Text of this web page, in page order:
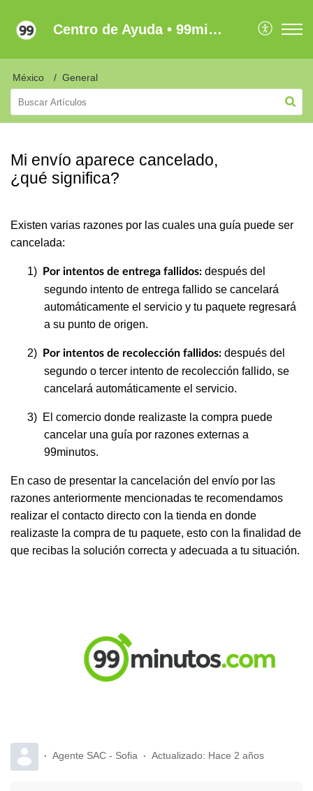
Centro de Ayuda • 99minutos Latam
México General
Mi envío aparece cancelado,
¿qué significa?
Existen varias razones por las cuales una guía puede ser
cancelada:
1) Por intentos de entrega fallidos: después del
segundo intento de entrega fallido se cancelará
automáticamente el servicio y tu paquete regresará
a su punto de origen.
2) Por intentos de recolección fallidos: después del
segundo o tercer intento de recolección fallido, se
cancelará automáticamente el servicio.
3) El comercio donde realizaste la compra puede
cancelar una guía por razones externas a
99minutos.
En caso de presentar la cancelación del envío por las
razones anteriormente mencionadas te recomendamos
realizar el contacto directo con la tienda en donde
realizaste la compra de tu paquete, esto con la finalidad de
que recibas la solución correcta y adecuada a tu situación.
Agente SAC - Sofia Actualizado: Hace 2 años